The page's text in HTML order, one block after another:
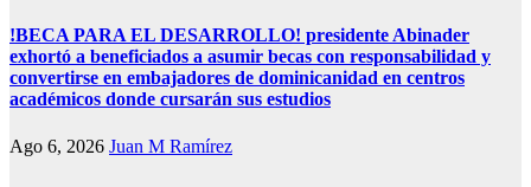
!BECA PARA EL DESARROLLO! presidente Abinader
exhortó a beneficiados a asumir becas con responsabilidad y
convertirse en embajadores de dominicanidad en centros
académicos donde cursarán sus estudios
Ago 6, 2026 Juan M Ramírez